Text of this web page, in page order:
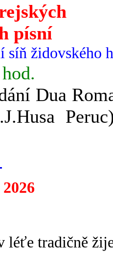
písní
síň židovského
Dua
léťe tradičně